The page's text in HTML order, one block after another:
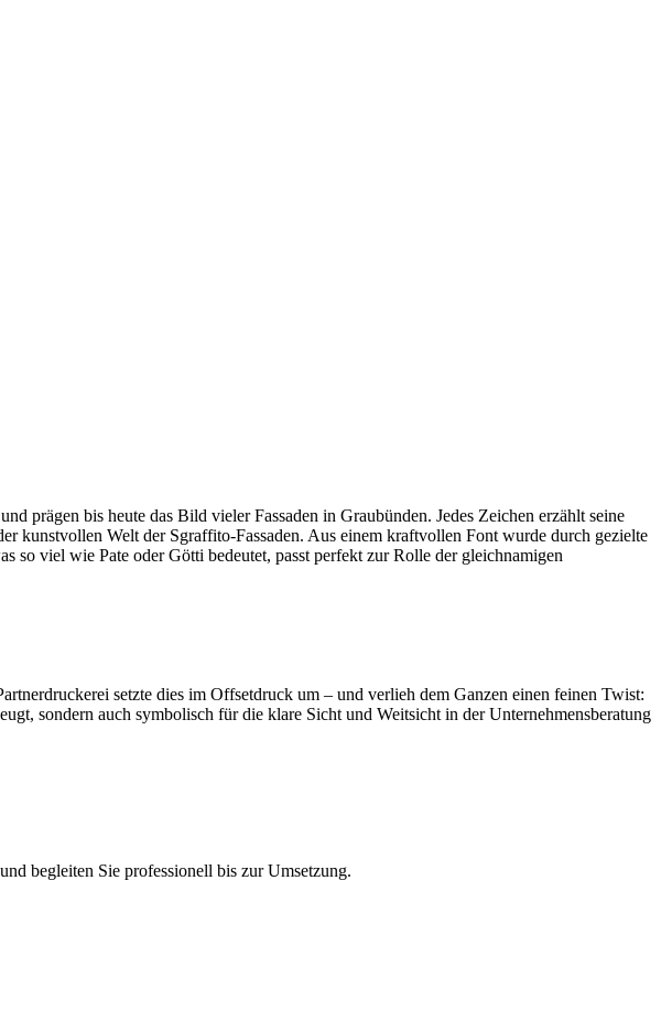
prägen bis heute das Bild vieler Fassaden in Graubünden. Jedes Zeichen erzählt seine
kunstvollen Welt der Sgraffito-Fassaden. Aus einem kraftvollen Font wurde durch gezielte
so viel wie Pate oder Götti bedeutet, passt perfekt zur Rolle der gleichnamigen
setzte dies im Offsetdruck um – und verlieh dem Ganzen einen feinen Twist:
sondern auch symbolisch für die klare Sicht und Weitsicht in der Unternehmensberatung
begleiten Sie professionell bis zur Umsetzung.